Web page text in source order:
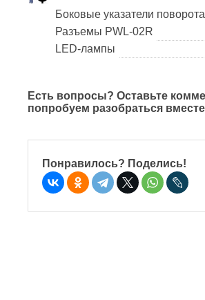
Боковые указатели
Разъемы PWL-02R
LED-лампы
Есть вопросы? Оставьте
попробуем разобраться
Понравилось? Поделись!